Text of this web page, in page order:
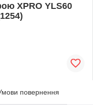
XPRO YLS60
повернення